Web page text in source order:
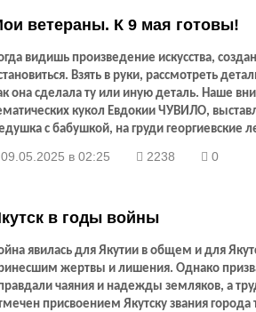
ветераны. К 9 мая готовы!
видишь произведение искусства,
Взять в руки, рассмотреть
она сделала ту или иную деталь. Наше
кукол Евдокии ЧУВИЛО,
с бабушкой, на груди георгиевские
09.05.2025 в 02:25 2238 0
в годы войны
явилась для Якутии в общем и для
жертвы и лишения. Однако
чаяния и надежды земляков, а
присвоением Якутску звания